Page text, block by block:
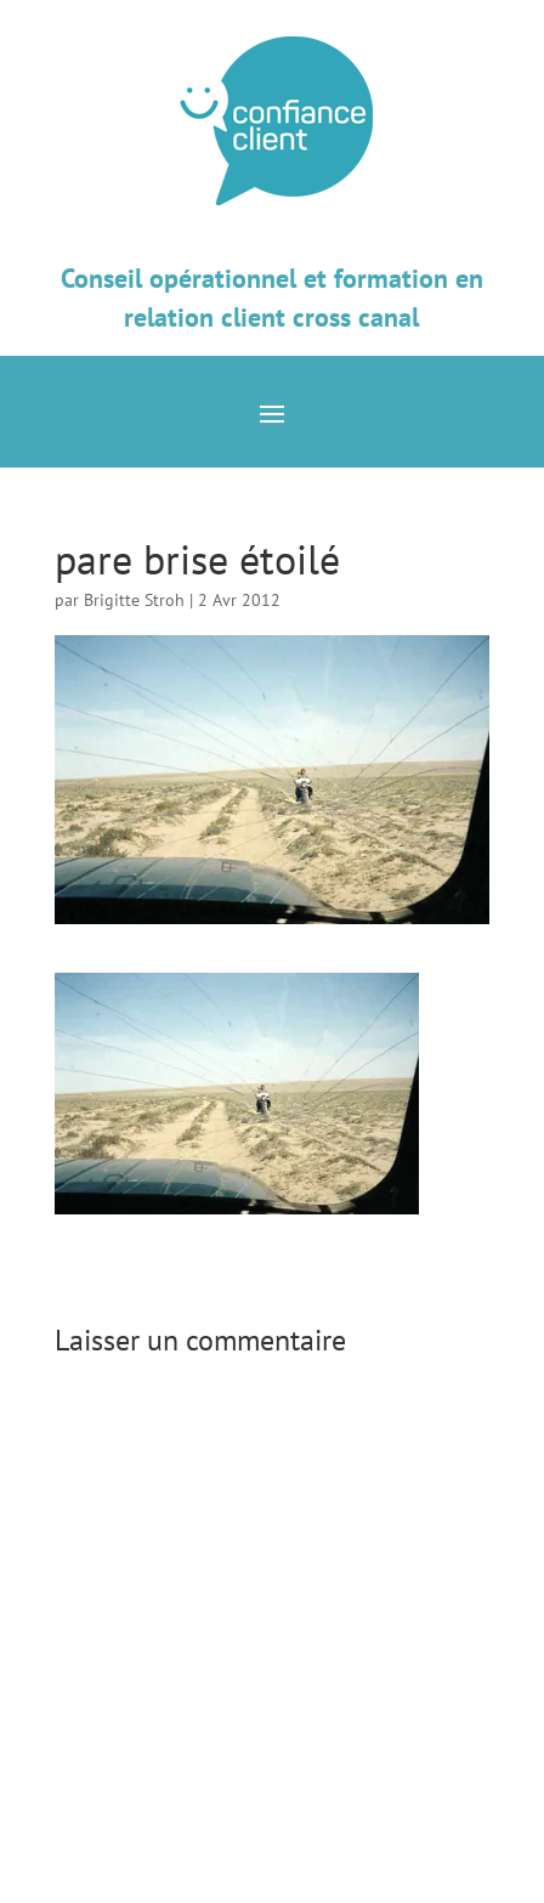
Conseil opérationnel et formation en
relation client cross canal
pare brise étoilé
par Brigitte Stroh | 2 Avr 2012
Laisser un commentaire